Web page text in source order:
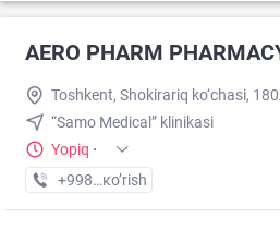
AERO PHARM
Toshkent, Shokirariq ko‘chasi,
“Samo Medical” klinikasi
Yopiq ·
+998 (70) XXX-XX-XX
кo’rish